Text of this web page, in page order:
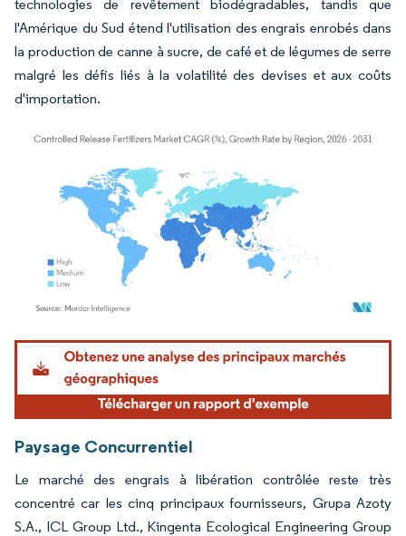
technologies de revêtement biodégradables, tandis que
l'Amérique du Sud étend l'utilisation des engrais enrobés dans
la production de canne à sucre, de café et de légumes de serre
malgré les défis liés à la volatilité des devises et aux coûts
d'importation.
Image © Mordor Intelligence. La réutilisation nécessite une attribution sous CC BY
Paysage Concurrentiel
Le marché des engrais à libération contrôlée reste très
concentré car les cinq principaux fournisseurs, Grupa Azoty
S.A., ICL Group Ltd., Kingenta Ecological Engineering Group